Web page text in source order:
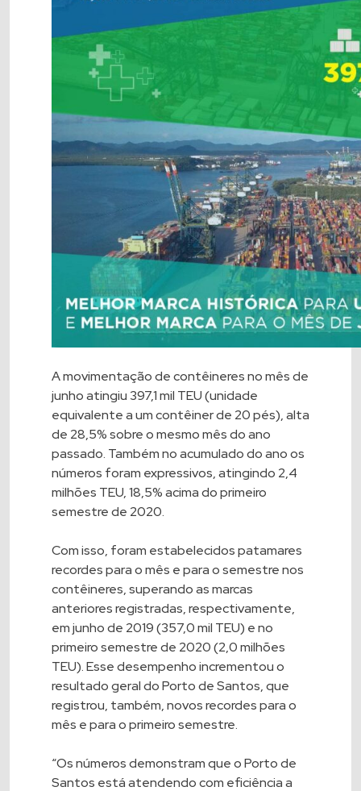
A movimentação de contêineres no mês de
junho atingiu 397,1 mil TEU (unidade
equivalente a um contêiner de 20 pés), alta
de 28,5% sobre o mesmo mês do ano
passado. Também no acumulado do ano os
números foram expressivos, atingindo 2,4
milhões TEU, 18,5% acima do primeiro
semestre de 2020.
Com isso, foram estabelecidos patamares
recordes para o mês e para o semestre nos
contêineres, superando as marcas
anteriores registradas, respectivamente,
em junho de 2019 (357,0 mil TEU) e no
primeiro semestre de 2020 (2,0 milhões
TEU). Esse desempenho incrementou o
resultado geral do Porto de Santos, que
registrou, também, novos recordes para o
mês e para o primeiro semestre.
“Os números demonstram que o Porto de
Santos está atendendo com eficiência a